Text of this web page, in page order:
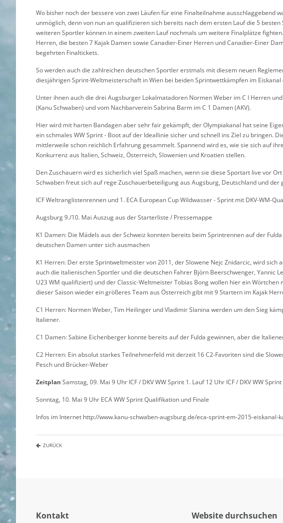
Wo bisher noch der bessere von zwei Läufen für eine Finalteilnahme ausschlaggebend
unmöglich, denn von nun an qualifizieren sich bereits nach dem ersten Lauf die 5
weiteren Sportler können in einem zweiten Lauf nochmals um weitere Finalplätze
Herren, die besten 7 Kajak Damen sowie Canadier-Einer Herren und Canadier-Einer
begehrten Finaltickets.
So werden auch die zahlreichen deutschen Sportler erstmals mit diesem neuen
diesjährigen Sprint-Weltmeisterschaft in Wien bei beiden Sprintwettkämpfen im
Unter ihnen auch die drei Augsburger Lokalmatadoren Normen Weber im C I Herren
(Kanu Schwaben) und vom Nachbarverein Sabrina Barm im C 1 Damen (AKV).
Hier wird mit harten Bandagen aber sehr fair gekämpft, der Olympiakanal hat seine
ein schmales WW Sprint - Boot auf der Ideallinie sicher und schnell ins Ziel zu bringen.
mittlerweile schon reichlich Erfahrung gesammelt. Spannend wird es, wie sie sich auf
Konkurrenz aus Italien, Schweiz, Österreich, Slowenien und Kroatien stellen.
Den Zuschauern wird es sicherlich viel Spaß machen, wenn sie diese Sportart live vor
Schwaben freut sich auf rege Zuschauerbeteiligung aus Augsburg, Deutschland und der
ICF Weltranglistenrennen und 1. ECA European Cup Wildwasser - Sprint mit DKV-WM-
Augsburg 9./10. Mai Auszug aus der Starterliste / Pressemappe
K1 Damen: Die Mädels aus der Schweiz konnten bereits beim Sprintrennen auf der
deutschen Damen unter sich ausmachen
K1 Herren: Der erste Sprintweltmeister von 2011, der Slowene Nejc Znidarcic, wird sich
auch die italienischen Sportler und die deutschen Fahrer Björn Beerschwenger, Yannic
U23 WM qualifiziert) und der Classic-Weltmeister Tobias Bong wollen hier ein
dieser Saison wieder ein größeres Team aus Österreich gibt mit 9 Startern im Kajak
C1 Herren: Normen Weber, Tim Heilinger und Vladimir Slanina werden um den Sieg
Italiener.
C1 Damen: Sabine Eichenberger konnte bereits auf der Fulda gewinnen, aber die
C2 Herren: Ein absolut starkes Teilnehmerfeld mit derzeit 16 C2-Favoriten sind die
Pesch und Brücker-Weber
Zeitplan Samstag, 09. Mai 9 Uhr ICF / DKV WW Sprint 1. Lauf 12 Uhr ICF / DKV WW
Sonntag, 10. Mai 9 Uhr ECA WW Sprint Qualifikation und Finale
Infos im Internet http://www.kanu-schwaben-augsburg.de/eca-sprint-em-2015-eiskanal-
ZURÜCK
Kontakt Website durchsuchen